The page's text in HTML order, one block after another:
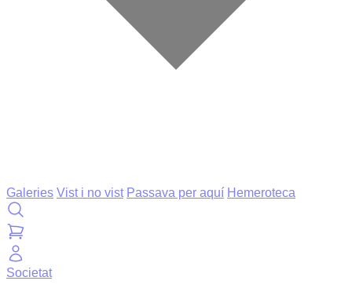
Galeries Vist i no vist Passava per aquí Hemeroteca
Societat